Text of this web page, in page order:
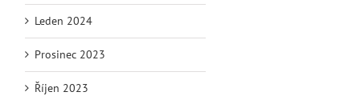
Leden 2024
Prosinec 2023
Říjen 2023